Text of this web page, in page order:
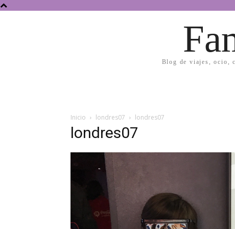
Blog de viajes, ocio,
Inicio londres07 londres07
londres07